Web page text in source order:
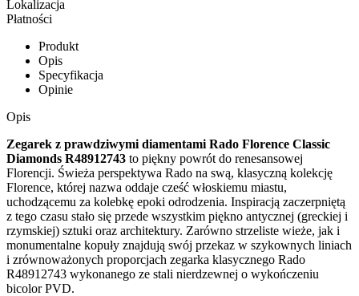
Lokalizacja
Płatności
Produkt
Opis
Specyfikacja
Opinie
Opis
Zegarek z prawdziwymi diamentami Rado Florence Classic
Diamonds R48912743 to piękny powrót do renesansowej
Florencji. Świeża perspektywa Rado na swą, klasyczną kolekcję
Florence, której nazwa oddaje cześć włoskiemu miastu,
uchodzącemu za kolebkę epoki odrodzenia. Inspiracją zaczerpniętą
z tego czasu stało się przede wszystkim piękno antycznej (greckiej i
rzymskiej) sztuki oraz architektury. Zarówno strzeliste wieże, jak i
monumentalne kopuły znajdują swój przekaz w szykownych liniach
i zrównoważonych proporcjach zegarka klasycznego Rado
R48912743 wykonanego ze stali nierdzewnej o wykończeniu
bicolor PVD.